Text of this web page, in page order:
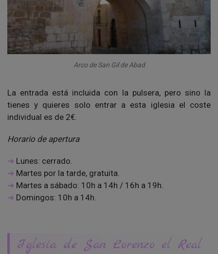
Arco de San Gil de Abad
La entrada está incluida con la pulsera, pero sino la
tienes y quieres solo entrar a esta iglesia el coste
individual es de 2€.
Horario de apertura
Lunes: cerrado.
Martes por la tarde, gratuita.
Martes a sábado: 10h a 14h / 16h a 19h.
Domingos: 10h a 14h.
Iglesia de San Lorenzo el Real